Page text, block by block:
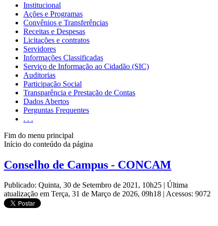
Institucional
Ações e Programas
Convênios e Transferências
Receitas e Despesas
Licitações e contratos
Servidores
Informações Classificadas
Serviço de Informação ao Cidadão (SIC)
Auditorias
Participação Social
Transparência e Prestação de Contas
Dados Abertos
Perguntas Frequentes
. . .
Fim do menu principal
Início do conteúdo da página
Conselho de Campus - CONCAM
Publicado: Quinta, 30 de Setembro de 2021, 10h25 | Última
atualização em Terça, 31 de Março de 2026, 09h18 | Acessos: 9072